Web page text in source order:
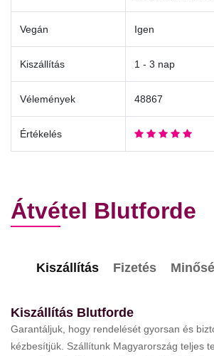
Vegán Igen
Kiszállítás 1 - 3 nap
Vélemények 48867
Értékelés
Átvétel Blutforde
Kiszállítás Fizetés
Kiszállítás Blutforde
Garantáljuk, hogy rendelését gyorsan és
kézbesítjük. Szállítunk Magyarország teljes